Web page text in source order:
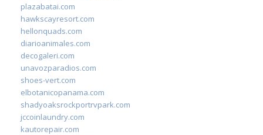
plazabatai.com
hawkscayresort.com
hellonquads.com
diarioanimales.com
decogaleri.com
unavozparadios.com
shoes-vert.com
elbotanicopanama.com
shadyoaksrockportrvpark.com
jccoinlaundry.com
kautorepair.com